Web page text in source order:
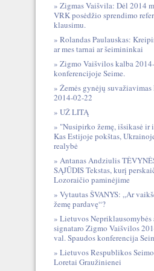
Zigmas Vaišvila: Dėl 2014
VRK posėdžio sprendimo
klausimu.
Rolandas Paulauskas:
ar mes tarnai ar šeimininkai
Zigmo Vaišvilos kalba
konferencijoje Seime.
Žemės gynėjų
2014-02-22
UŽ LITĄ
"Nusipirko žemę, išsikasė ir
Kas Estijoje pokštas,
realybė
Antanas Andziulis
SĄJŪDIS Tekstas, kurį
Lozoraičio paminėjime
Vytautas ŠVANYS: „Ar
žemę pardavę“?
Lietuvos
signataro Zigmo Vaišvilos
val. Spaudos konferencija
Lietuvos Respublikos
Loretai Graužinienei